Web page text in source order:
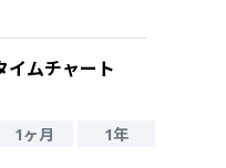
イムチャート
1ヶ月 1年